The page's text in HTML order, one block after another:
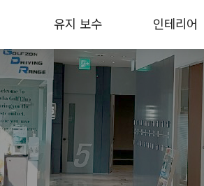
유지 보수
공 분실 방지 공사
메모리폼
스크린천
잔디 / 매트 교체
클리닝 컴/프로젝터
그물망 보수 / 신설
인테리어
타석 변경 공사
인테리어